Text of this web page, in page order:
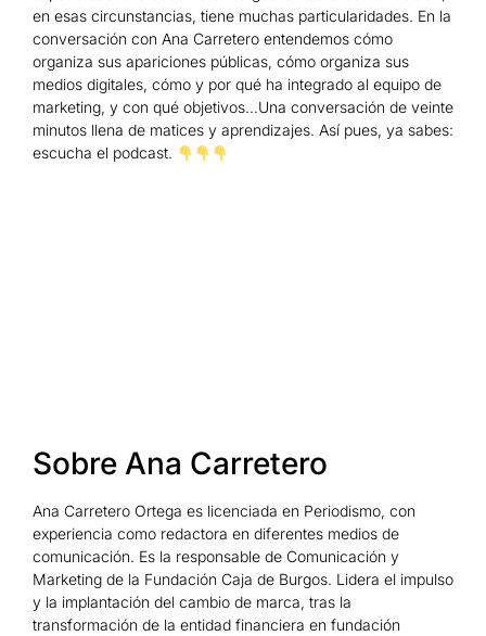
en esas circunstancias, tiene muchas particularidades. En la
conversación con Ana Carretero entendemos cómo
organiza sus apariciones públicas, cómo organiza sus
medios digitales, cómo y por qué ha integrado al equipo de
marketing, y con qué objetivos…Una conversación de veinte
minutos llena de matices y aprendizajes. Así pues, ya sabes:
escucha el podcast.
Sobre Ana Carretero
Ana Carretero Ortega es licenciada en Periodismo, con
experiencia como redactora en diferentes medios de
comunicación. Es la responsable de Comunicación y
Marketing de la Fundación Caja de Burgos. Lidera el impulso
y la implantación del cambio de marca, tras la
transformación de la entidad financiera en fundación